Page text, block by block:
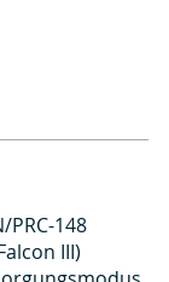
148
III)